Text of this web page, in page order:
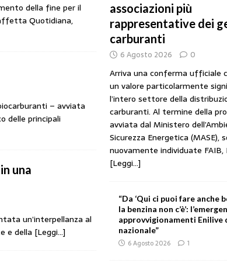
intesa triennale firmata con Faib, Fegica e Figisc
COMUNICATI
non decidono i prezzi. Basta scaricare su di loro le
i controlli non diventino una presunzione di colpevolezza
ADULTERATI: ALTRA SITUAZIONE GRAVE MA NON SERIA
della fine per il
Quotidiana,
– avviata
delle principali
una
un’interpellanza al
e della [Leggi…]
associazioni più
rappresentative dei
carburanti
6 Agosto 2026 0
Arriva una conferma ufficiale
un valore particolarmente
l’intero settore della
carburanti. Al termine della
avviata dal Ministero
Sicurezza Energetica (MASE),
nuovamente individuate FAIB,
[Leggi...]
“Da ‘Qui ci puoi fare anche
la benzina non c’è’:
approvvigionamenti Enilive
nazionale”
6 Agosto 2026 1